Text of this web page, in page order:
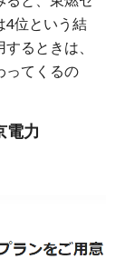
4位という結
るときは、
ってくるの
電力